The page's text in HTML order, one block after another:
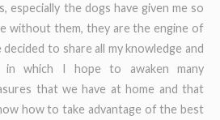
especially the dogs have given me so
without them, they are the engine of
to share all my knowledge and
in which I hope to awaken many
that we have at home and that
how to take advantage of the best